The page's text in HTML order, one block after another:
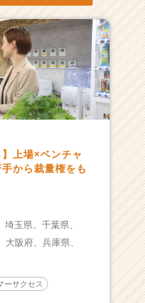
】上場×ベンチャ
から裁量権をも
埼玉県、 千葉県、
大阪府、 兵庫県、
ーサクセス